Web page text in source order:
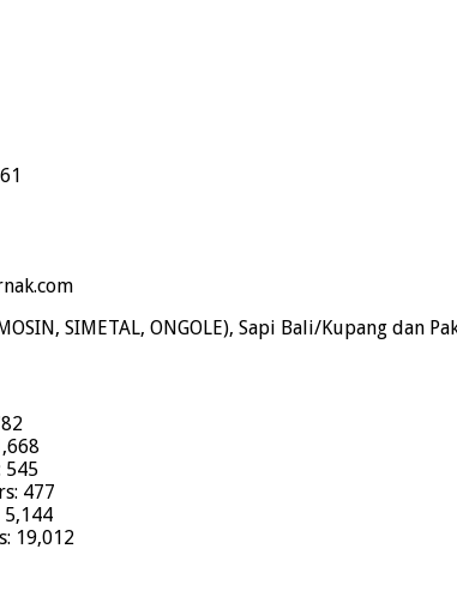
SIMETAL, ONGOLE), Sapi Bali/Kupang dan
545
477
5,144
19,012